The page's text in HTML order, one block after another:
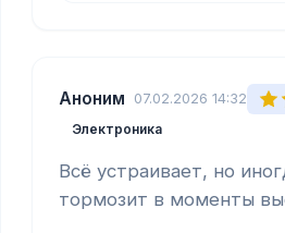
Аноним 07.02.2026 14:32
Электроника
Всё устраивает, но
тормозит в моменты